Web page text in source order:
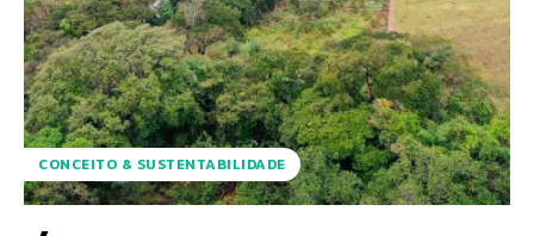
CONCEITO & SUSTENTABILIDADE